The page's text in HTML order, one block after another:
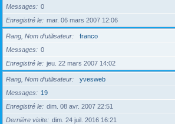
Messages
0
Enregistré le
mar. 06 mars 2007 12:06
Rang, Nom d’utilisateur
franco
Messages
0
Enregistré le
jeu. 22 mars 2007 14:02
Rang, Nom d’utilisateur
yvesweb
Messages
19
Enregistré le
dim. 08 avr. 2007 22:51
Dernière visite
dim. 24 juil. 2016 16:21